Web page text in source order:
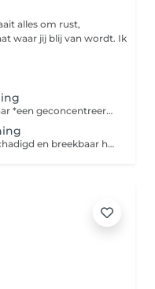
waar jij blij van wordt. Ik
*geschikt voor broos en verzwakt haar *een geconcentreerd product die diep inwerkt in de haarvezel , en geeft terug interne keratine in de binnenkant van je haar de behandeling kost 40 excl. brushing
* geschrikt voor futloos , droog, beschadigd en breekbaar haar * Geeft fijn haar meer volume en glans * Ideaal voor mensen die hun haar maar niet voorbij een bepaalde lengte kunnen laten groeien